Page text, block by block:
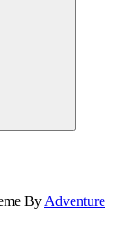
By Adventure